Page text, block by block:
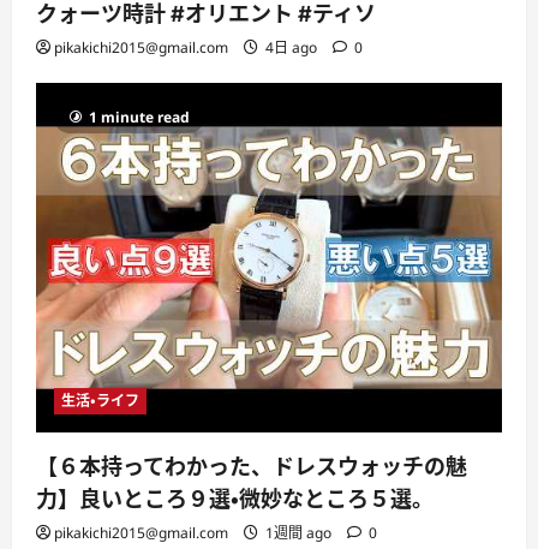
クォーツ時計 #オリエント #ティソ
pikakichi2015@gmail.com 4日 ago 0
1 minute read
生活・ライフ
【６本持ってわかった、ドレスウォッチの魅
力】良いところ９選・微妙なところ５選。
pikakichi2015@gmail.com 1週間 ago 0